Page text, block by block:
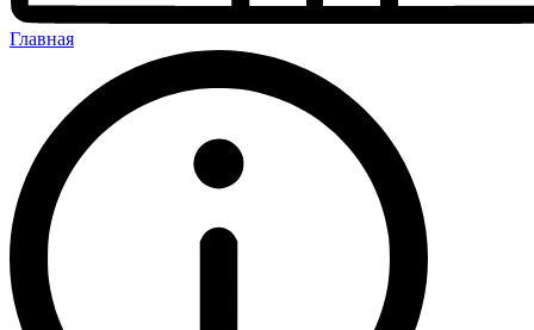
Главная